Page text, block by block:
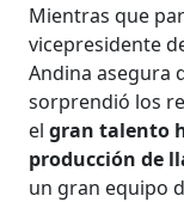
Mientras que
vicepresidente
Andina asegura
sorprendió los
elgran talento
producción de
un gran equipo